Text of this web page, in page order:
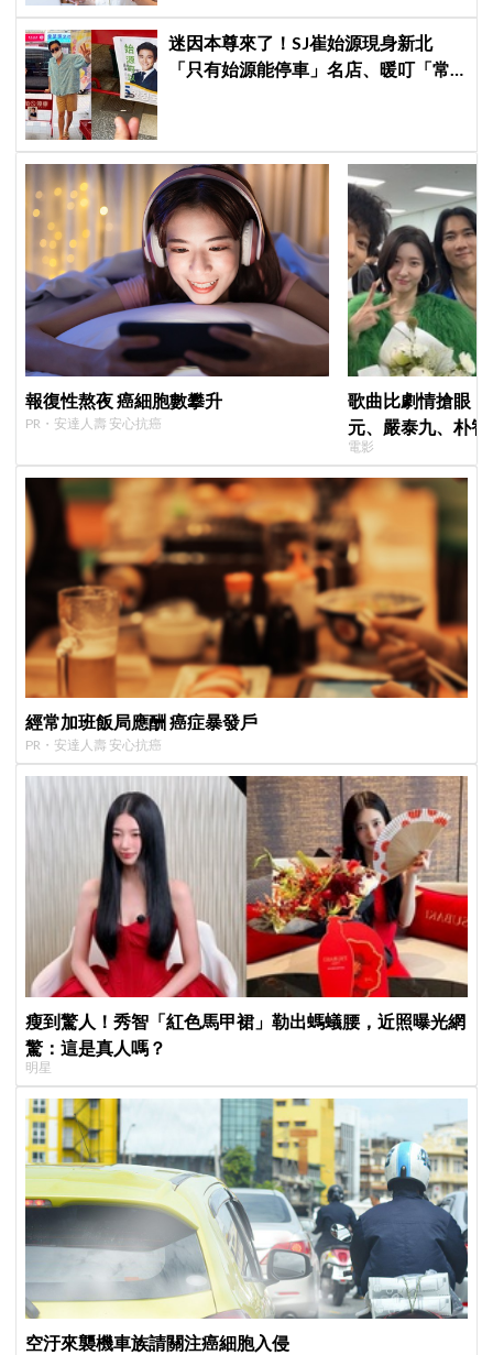
迷因本尊來了！SJ崔始源現身新北
「只有始源能停車」名店、暖叮「常
報復性熬夜 癌細胞數攀升
PR・安達人壽 安心抗癌
歌曲比劇情搶眼
元、嚴泰九、朴
曲《Love Is》超
電影
經常加班飯局應酬 癌症暴發戶
PR・安達人壽 安心抗癌
瘦到驚人！秀智「紅色馬甲裙」勒出螞蟻腰，近照曝光網
驚：這是真人嗎？
明星
空汙來襲機車族請關注癌細胞入侵